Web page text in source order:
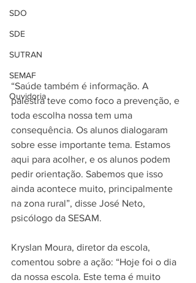
SDO
SDE
SUTRAN
SEMAF
Ouvidoria
“Saúde também é informação. A
palestra teve como foco a prevenção, e
toda escolha nossa tem uma
consequência. Os alunos dialogaram
sobre esse importante tema. Estamos
aqui para acolher, e os alunos podem
pedir orientação. Sabemos que isso
ainda acontece muito, principalmente
na zona rural”, disse José Neto,
psicólogo da SESAM.
Kryslan Moura, diretor da escola,
comentou sobre a ação: “Hoje foi o dia
da nossa escola. Este tema é muito